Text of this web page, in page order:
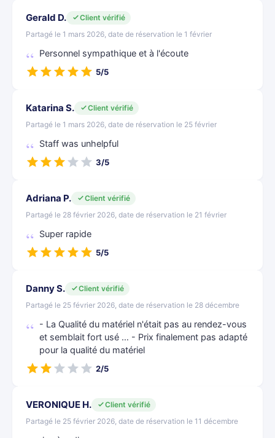
Gerald D.
Client vérifié
Partagé le 1 mars 2026, date de réservation le 1 février
Personnel sympathique et à l'écoute
5/5
Katarina S.
Client vérifié
Partagé le 1 mars 2026, date de réservation le 25 février
Staff was unhelpful
3/5
Adriana P.
Client vérifié
Partagé le 28 février 2026, date de réservation le 21 février
Super rapide
5/5
Danny S.
Client vérifié
Partagé le 25 février 2026, date de réservation le 28 décembre
- La Qualité du matériel n'était pas au rendez-vous
et semblait fort usé … - Prix finalement pas adapté
pour la qualité du matériel
2/5
VERONIQUE H.
Client vérifié
Partagé le 25 février 2026, date de réservation le 11 décembre